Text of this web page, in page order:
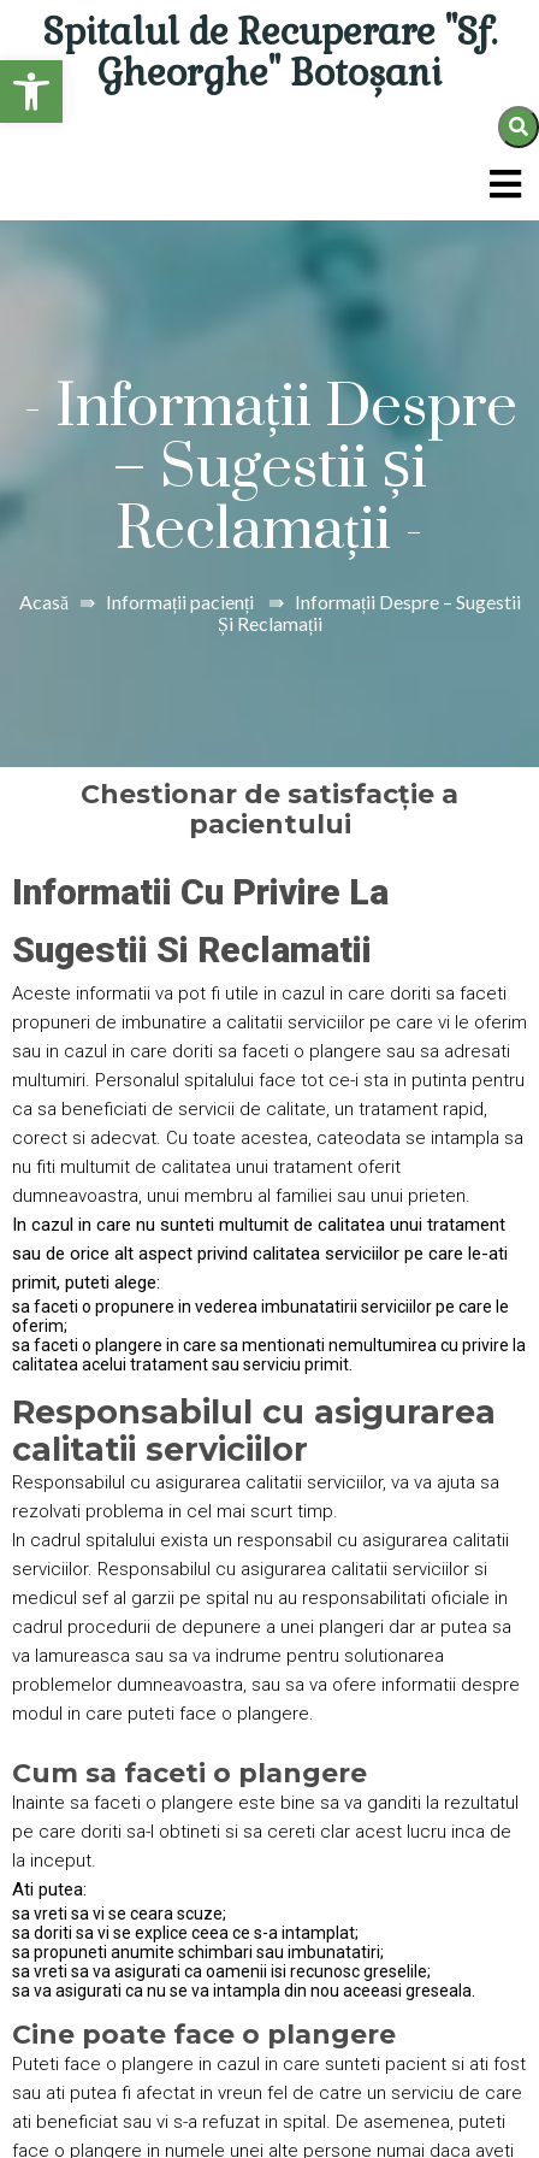
Open toolbar
Spitalul de Recuperare "Sf.
Gheorghe" Botoșani
-Informații Despre
– Sugestii Și
Reclamații -
Acasă ⇛ Informații pacienți ⇛ Informații Despre – Sugestii
Și Reclamații
Chestionar de satisfacție a
pacientului
Informatii Cu Privire La
Sugestii Si Reclamatii
Aceste informatii va pot fi utile in cazul in care doriti sa faceti
propuneri de imbunatire a calitatii serviciilor pe care vi le oferim
sau in cazul in care doriti sa faceti o plangere sau sa adresati
multumiri. Personalul spitalului face tot ce-i sta in putinta pentru
ca sa beneficiati de servicii de calitate, un tratament rapid,
corect si adecvat. Cu toate acestea, cateodata se intampla sa
nu fiti multumit de calitatea unui tratament oferit
dumneavoastra, unui membru al familiei sau unui prieten.
In cazul in care nu sunteti multumit de calitatea unui tratament
sau de orice alt aspect privind calitatea serviciilor pe care le-ati
primit, puteti alege:
sa faceti o propunere in vederea imbunatatirii serviciilor pe care le
oferim;
sa faceti o plangere in care sa mentionati nemultumirea cu privire la
calitatea acelui tratament sau serviciu primit.
Responsabilul cu asigurarea
calitatii serviciilor
Responsabilul cu asigurarea calitatii serviciilor, va va ajuta sa
rezolvati problema in cel mai scurt timp.
In cadrul spitalului exista un responsabil cu asigurarea calitatii
serviciilor. Responsabilul cu asigurarea calitatii serviciilor si
medicul sef al garzii pe spital nu au responsabilitati oficiale in
cadrul procedurii de depunere a unei plangeri dar ar putea sa
va lamureasca sau sa va indrume pentru solutionarea
problemelor dumneavoastra, sau sa va ofere informatii despre
modul in care puteti face o plangere.
Cum sa faceti o plangere
Inainte sa faceti o plangere este bine sa va ganditi la rezultatul
pe care doriti sa-l obtineti si sa cereti clar acest lucru inca de
la inceput.
Ati putea:
sa vreti sa vi se ceara scuze;
sa doriti sa vi se explice ceea ce s-a intamplat;
sa propuneti anumite schimbari sau imbunatatiri;
sa vreti sa va asigurati ca oamenii isi recunosc greselile;
sa va asigurati ca nu se va intampla din nou aceeasi greseala.
Cine poate face o plangere
Puteti face o plangere in cazul in care sunteti pacient si ati fost
sau ati putea fi afectat in vreun fel de catre un serviciu de care
ati beneficiat sau vi s-a refuzat in spital. De asemenea, puteti
face o plangere in numele unei alte persone numai daca aveti